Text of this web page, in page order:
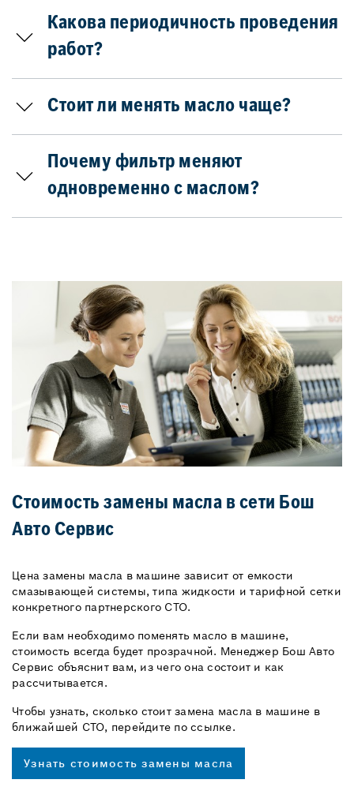
Какова периодичность проведения
работ?
Стоит ли менять масло чаще?
Почему фильтр меняют
одновременно с маслом?
Стоимость замены масла в сети Бош
Авто Сервис
Цена замены масла в машине зависит от емкости
смазывающей системы, типа жидкости и тарифной сетки
конкретного партнерского СТО.
Если вам необходимо поменять масло в машине,
стоимость всегда будет прозрачной. Менеджер Бош Авто
Сервис объяснит вам, из чего она состоит и как
рассчитывается.
Чтобы узнать, сколько стоит замена масла в машине в
ближайшей СТО, перейдите по ссылке.
Узнать стоимость замены масла